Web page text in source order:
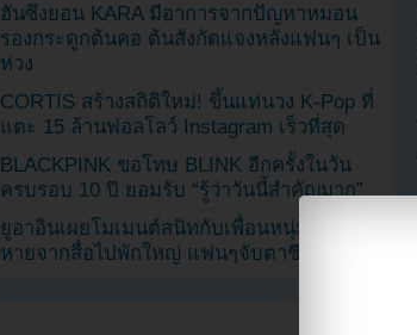
ฮันซึงยอน KARA มีอาการจากปัญหาหมอน
รองกระดูกต้นคอ ต้นสังกัดแจงหลังแฟนๆ เป็น
ห่วง
CORTIS สร้างสถิติใหม่! ขึ้นแท่นวง K-Pop ที่
แตะ 15 ล้านฟอลโลว์ Instagram เร็วที่สุด
BLACKPINK ขอโทษ BLINK อีกครั้งในวัน
ครบรอบ 10 ปี ยอมรับ “รู้ว่าวันนี้สำคัญมาก”
ยูอาอินเผยโมเมนต์สนิทกับเพื่อนหนุ่ม หลัง
หายจากสื่อไปพักใหญ่ แฟนๆจับตาชีวิตล่าสุด